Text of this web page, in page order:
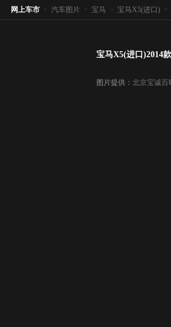
网上车市 > 汽车图片 > 宝马 > 宝马X5(进口) >